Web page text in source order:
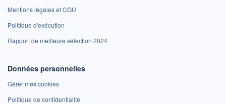
Mentions légales et CGU
Politique d'exécution
Rapport de meilleure sélection 2024
Données personnelles
Gérer mes cookies
Politique de confidentialité